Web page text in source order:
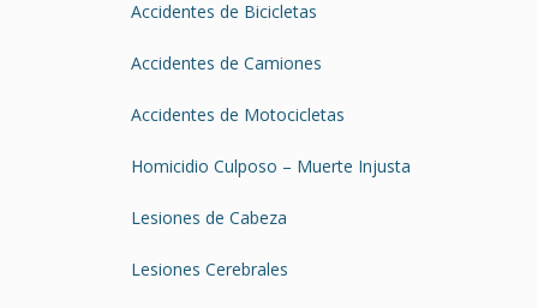
Accidentes de Bicicletas
Accidentes de Camiones
Accidentes de Motocicletas
Homicidio Culposo – Muerte Injusta
Lesiones de Cabeza
Lesiones Cerebrales